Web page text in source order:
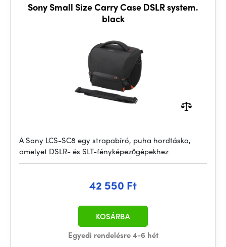
Sony Small Size Carry Case DSLR system.
black
A Sony LCS-SC8 egy strapabíró, puha hordtáska,
amelyet DSLR- és SLT-fényképezőgépekhez
42 550 Ft
Egyedi rendelésre 4-6 hét
KOSÁRBA